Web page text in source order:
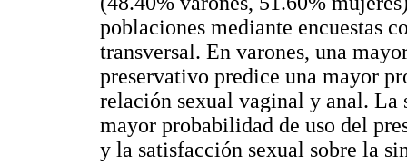
poblaciones mediante encuestas
transversal. En varones, una
preservativo predice una mayor
relación sexual vaginal y anal. La
mayor probabilidad de uso del
y la satisfacción sexual sobre la